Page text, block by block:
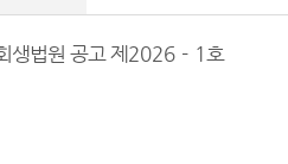
생법원 공고 제 2026 - 1호